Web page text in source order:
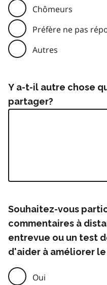
Chômeurs
Préfère ne pas
Autres
Y a-t-il autre chose
partager?
Souhaitez-vous
commentaires à
entrevue ou un test
d'aider à améliorer
Oui